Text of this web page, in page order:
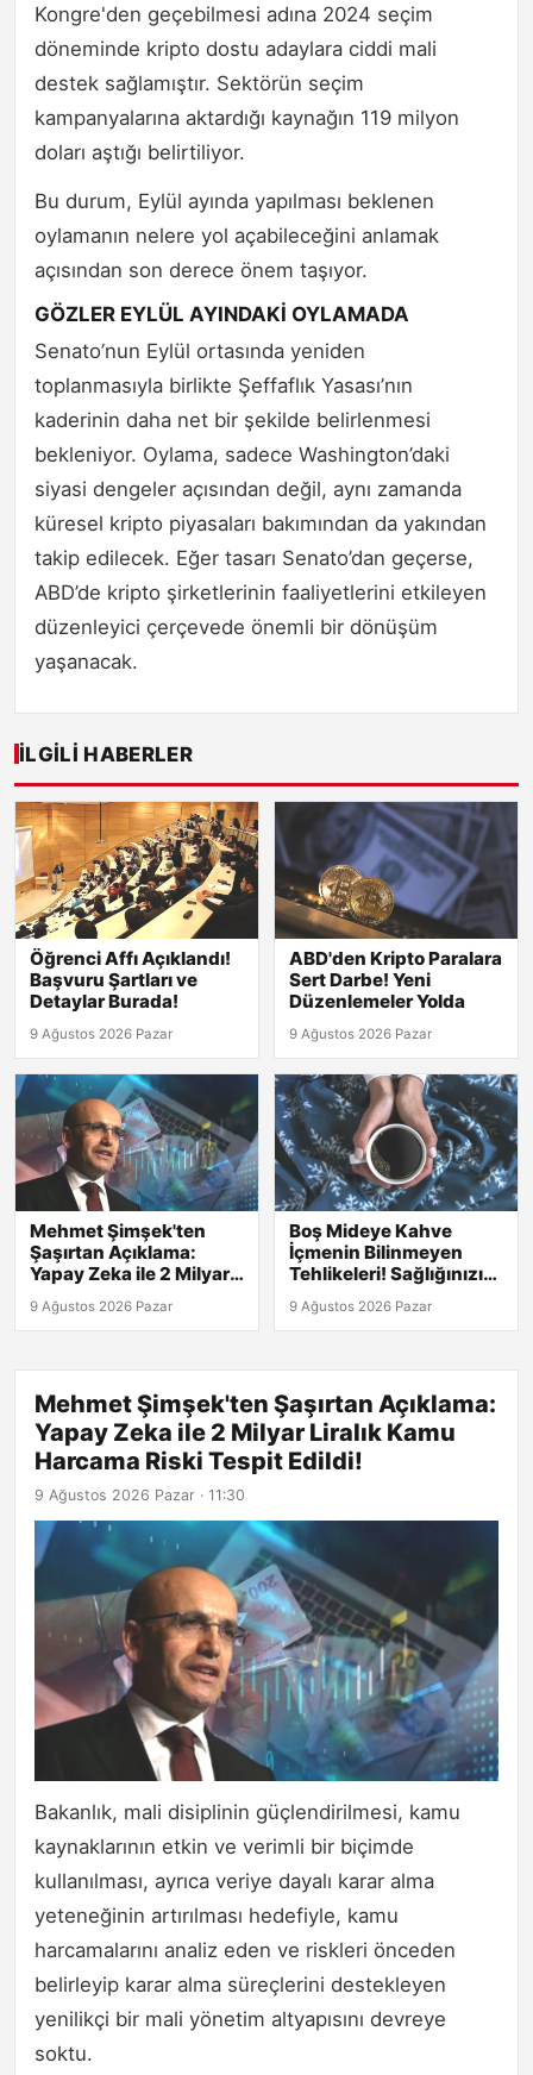
Kongre'den geçebilmesi adına 2024 seçim
döneminde kripto dostu adaylara ciddi mali
destek sağlamıştır. Sektörün seçim
kampanyalarına aktardığı kaynağın 119 milyon
doları aştığı belirtiliyor.
Bu durum, Eylül ayında yapılması beklenen
oylamanın nelere yol açabileceğini anlamak
açısından son derece önem taşıyor.
GÖZLER EYLÜL AYINDAKİ OYLAMADA
Senato’nun Eylül ortasında yeniden
toplanmasıyla birlikte Şeffaflık Yasası’nın
kaderinin daha net bir şekilde belirlenmesi
bekleniyor. Oylama, sadece Washington’daki
siyasi dengeler açısından değil, aynı zamanda
küresel kripto piyasaları bakımından da yakından
takip edilecek. Eğer tasarı Senato’dan geçerse,
ABD’de kripto şirketlerinin faaliyetlerini etkileyen
düzenleyici çerçevede önemli bir dönüşüm
yaşanacak.
İLGILI HABERLER
Öğrenci Affı Açıklandı!
Başvuru Şartları ve
Detaylar Burada!
9 Ağustos 2026 Pazar
ABD'den Kripto Paralara
Sert Darbe! Yeni
Düzenlemeler Yolda
9 Ağustos 2026 Pazar
Mehmet Şimşek'ten
Şaşırtan Açıklama:
Yapay Zeka ile 2 Milyar
Liralık Kamu Harcama
Riski Tespit Edildi!
9 Ağustos 2026 Pazar
Boş Mideye Kahve
İçmenin Bilinmeyen
Tehlikeleri! Sağlığınızı
Etkileyebilecek 5 Sonuç
9 Ağustos 2026 Pazar
Mehmet Şimşek'ten Şaşırtan Açıklama:
Yapay Zeka ile 2 Milyar Liralık Kamu
Harcama Riski Tespit Edildi!
9 Ağustos 2026 Pazar · 11:30
Bakanlık, mali disiplinin güçlendirilmesi, kamu
kaynaklarının etkin ve verimli bir biçimde
kullanılması, ayrıca veriye dayalı karar alma
yeteneğinin artırılması hedefiyle, kamu
harcamalarını analiz eden ve riskleri önceden
belirleyip karar alma süreçlerini destekleyen
yenilikçi bir mali yönetim altyapısını devreye
soktu.